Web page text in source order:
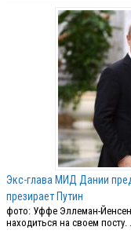
Экс-глава МИД Дании
презирает Путин
фото: Уффе Эллеман-Йенсен
находиться на своем посту.